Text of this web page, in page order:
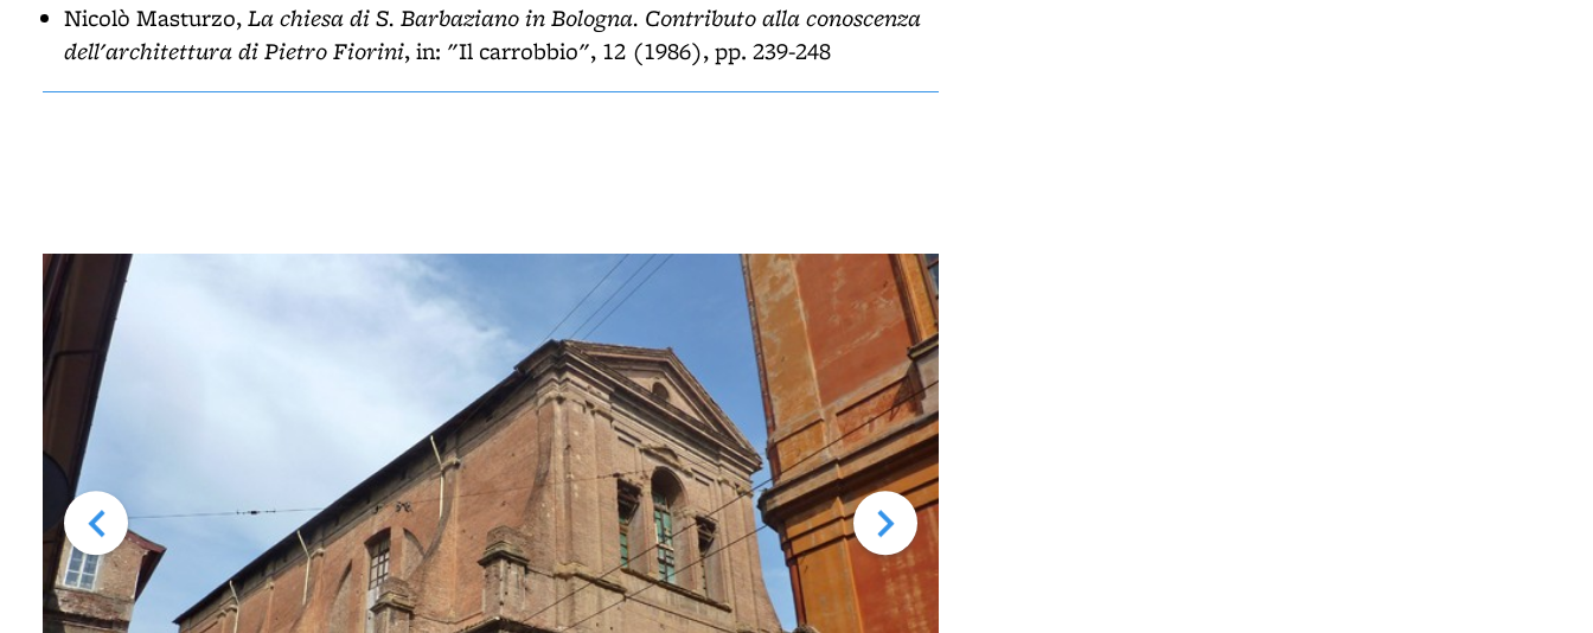
Nicolò Masturzo,La chiesa di S. Barbaziano in Bologna. Contributo alla conoscenza
dell'architettura di Pietro Fiorini, in: "Il carrobbio", 12 (1986), pp. 239-248